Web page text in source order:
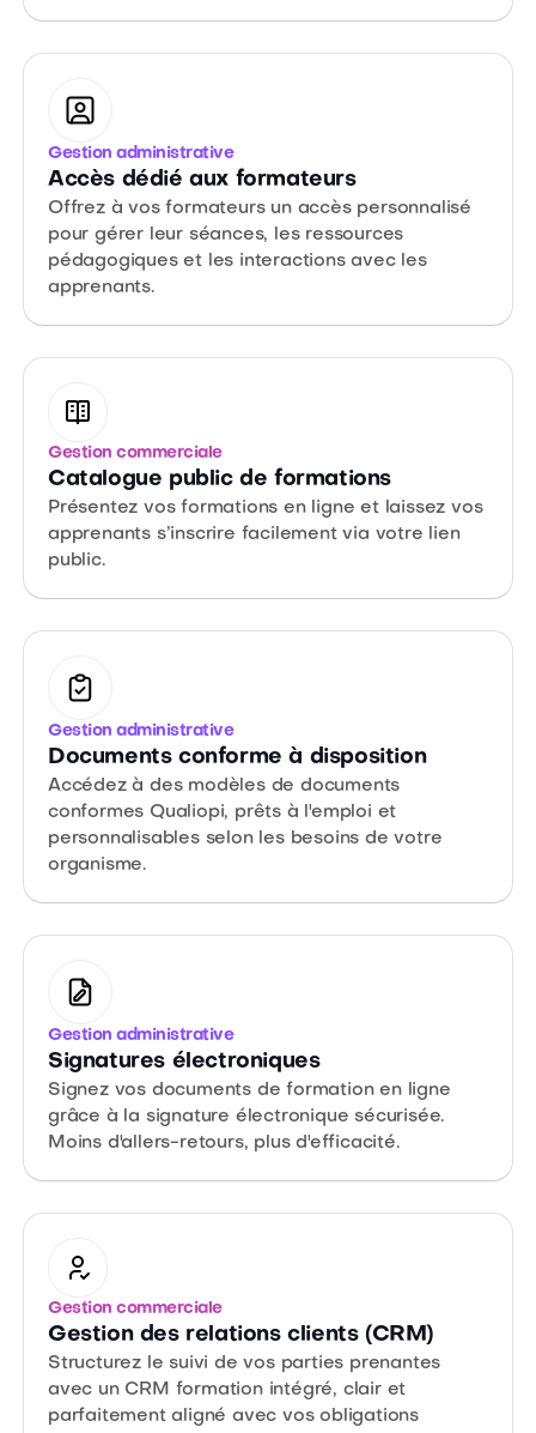
Gestion administrative
Accès dédié aux formateurs
Offrez à vos formateurs un accès personnalisé
pour gérer leur séances, les ressources
pédagogiques et les interactions avec les
apprenants.
Gestion commerciale
Catalogue public de formations
Présentez vos formations en ligne et laissez vos
apprenants s’inscrire facilement via votre lien
public.
Gestion administrative
Documents conforme à disposition
Accédez à des modèles de documents
conformes Qualiopi, prêts à l'emploi et
personnalisables selon les besoins de votre
organisme.
Gestion administrative
Signatures électroniques
Signez vos documents de formation en ligne
grâce à la signature électronique sécurisée.
Moins d'allers-retours, plus d'efficacité.
Gestion commerciale
Gestion des relations clients (CRM)
Structurez le suivi de vos parties prenantes
avec un CRM formation intégré, clair et
parfaitement aligné avec vos obligations